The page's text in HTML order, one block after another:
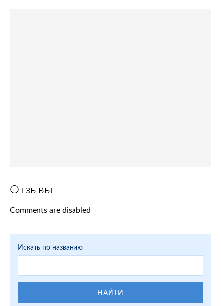
Отзывы
Comments are disabled
Искать по названию
НАЙТИ